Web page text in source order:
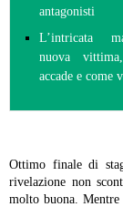
antagonisti
L’intricata
nuova
accade e come
Ottimo finale di
rivelazione non
molto buona.